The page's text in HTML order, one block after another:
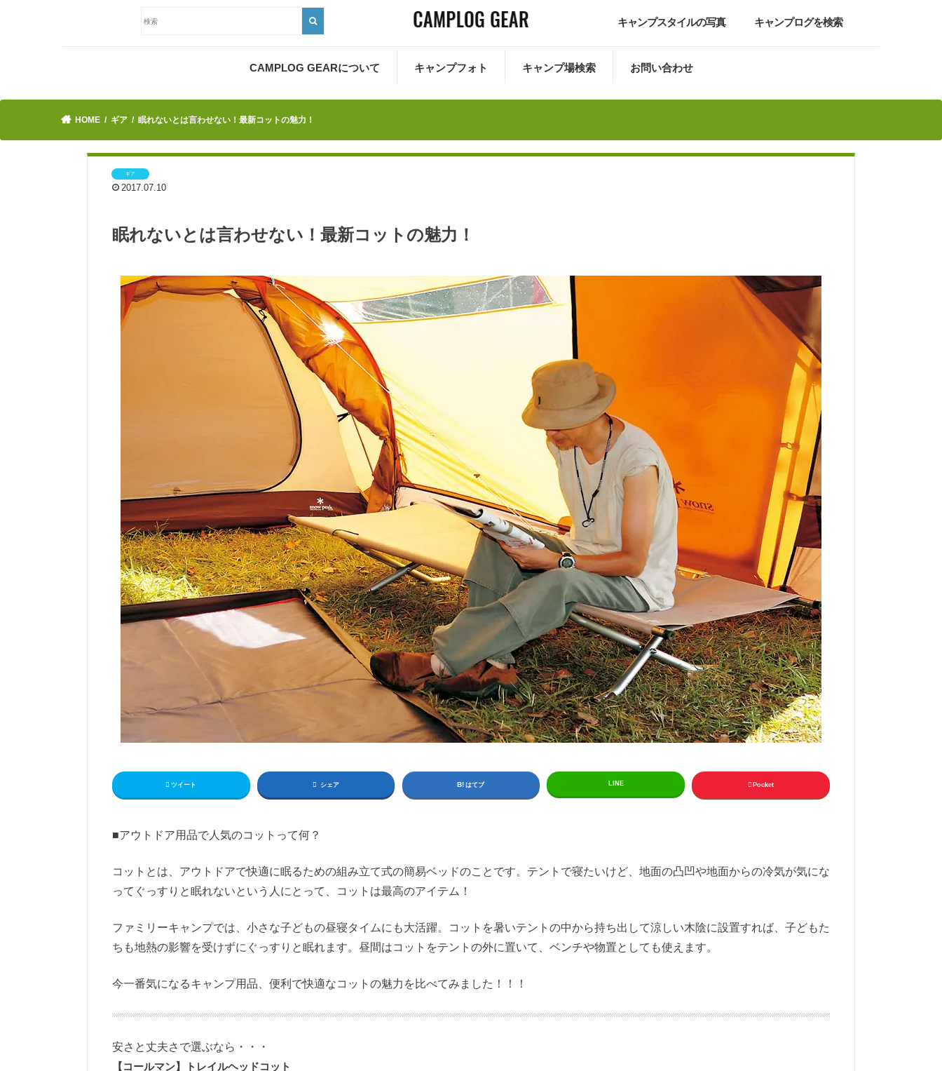
キャンプスタイルの写真 キャンプログを検索
CAMPLOG GEARについて キャンプフォト キャンプ場検索 お問い合わせ
HOME ギア 眠れないとは言わせない！最新コットの魅力！
ギア
2017.07.10
眠れないとは言わせない！最新コットの魅力！
ツイート シェア はてブ LINE Pocket
■アウトドア用品で人気のコットって何？
コットとは、アウトドアで快適に眠るための組み立て式の簡易ベッドのことです。テントで寝たいけど、地面の凸凹や地面からの冷気が気にな
ってぐっすりと眠れないという人にとって、コットは最高のアイテム！
ファミリーキャンプでは、小さな子どもの昼寝タイムにも大活躍。コットを暑いテントの中から持ち出して涼しい木陰に設置すれば、子どもた
ちも地熱の影響を受けずにぐっすりと眠れます。昼間はコットをテントの外に置いて、ベンチや物置としても使えます。
今一番気になるキャンプ用品、便利で快適なコットの魅力を比べてみました！！！
安さと丈夫さで選ぶなら・・・
【コールマン】トレイルヘッドコット